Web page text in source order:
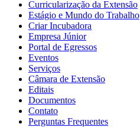
Curricularização da Extensão
Estágio e Mundo do Trabalho
Criar Incubadora
Empresa Júnior
Portal de Egressos
Eventos
Serviços
Câmara de Extensão
Editais
Documentos
Contato
Perguntas Frequentes